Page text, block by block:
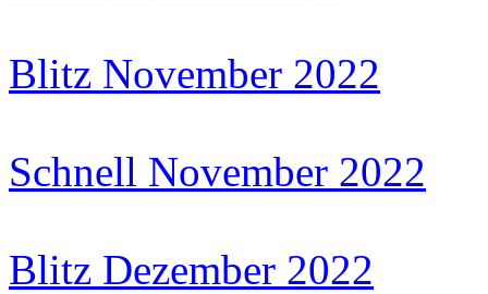
Blitz November 2022
Schnell November 2022
Blitz Dezember 2022